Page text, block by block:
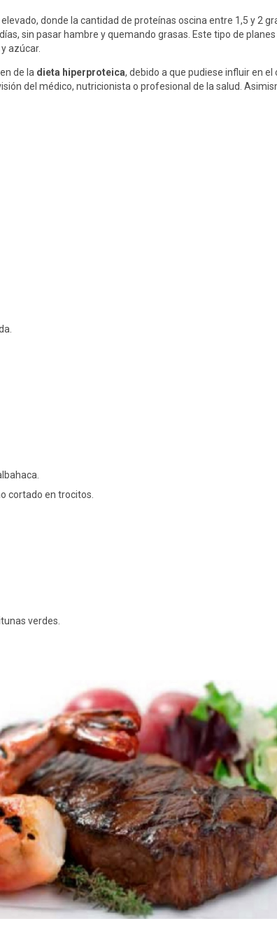
donde la cantidad de proteínas oscina entre 1,5 y 2
sin pasar hambre y quemando grasas. Este tipo de
azúcar.
de la dieta hiperproteica, debido a que pudiese influir en
del médico, nutricionista o profesional de la salud.
cortado en trocitos.
verdes.